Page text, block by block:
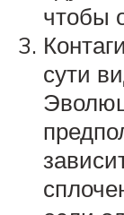
чтобы
сути